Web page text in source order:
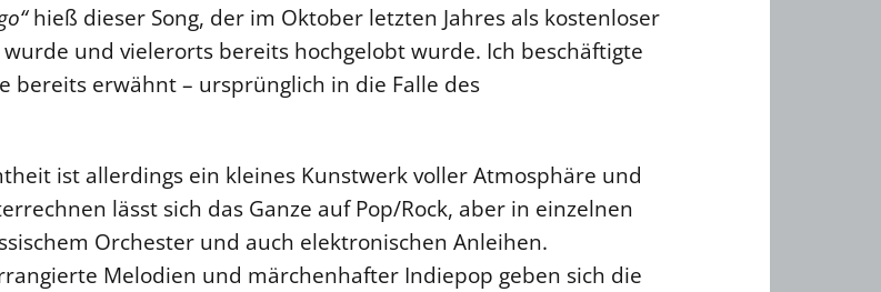
hieß dieser Song, der im Oktober letzten Jahres als kostenloser
und vielerorts bereits hochgelobt wurde. Ich beschäftigte
bereits erwähnt – ursprünglich in die Falle des
ist allerdings ein kleines Kunstwerk voller Atmosphäre und
lässt sich das Ganze auf Pop/Rock, aber in einzelnen
Orchester und auch elektronischen Anleihen.
Melodien und märchenhafter Indiepop geben sich die